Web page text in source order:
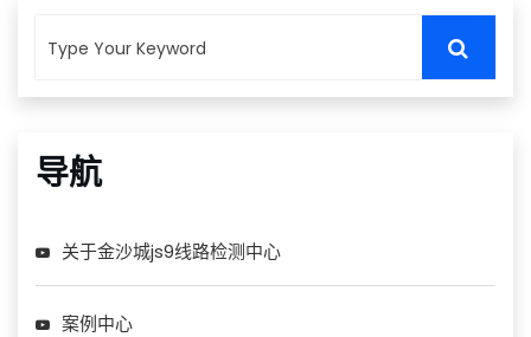
导航
关于金沙城js9线路检测中心
案例中心